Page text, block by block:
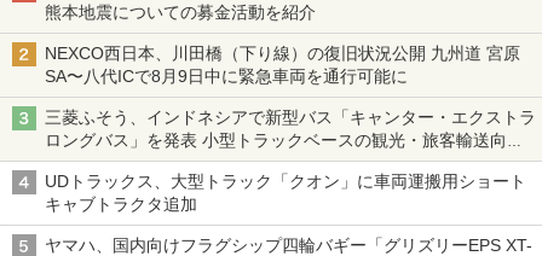
熊本地震についての募金活動を紹介
NEXCO西日本、川田橋（下り線）の復旧状況公開 九州道 宮原
SA〜八代ICで8月9日中に緊急車両を通行可能に
三菱ふそう、インドネシアで新型バス「キャンター・エクストラ
ロングバス」を発表 小型トラックベースの観光・旅客輸送向け
バス
UDトラックス、大型トラック「クオン」に車両運搬用ショート
キャブトラクタ追加
ヤマハ、国内向けフラグシップ四輪バギー「グリズリーEPS XT-